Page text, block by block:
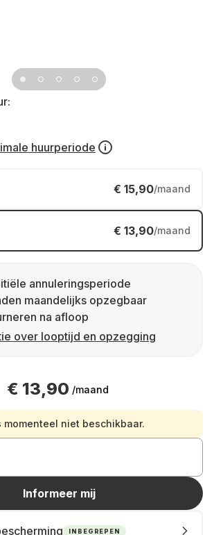
huurperiode
€ 15,90/maand
€ 13,90/maand
annuleringsperiode
maandelijks opzegbaar
na afloop
over looptijd en opzegging
€ 13,90 /maand
momenteel niet beschikbaar.
Informeer mij
INBEGREPEN